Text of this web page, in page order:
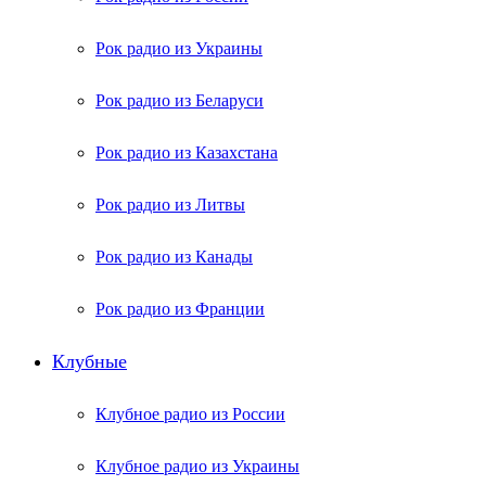
Рок радио из Украины
Рок радио из Беларуси
Рок радио из Казахстана
Рок радио из Литвы
Рок радио из Канады
Рок радио из Франции
Клубные
Клубное радио из России
Клубное радио из Украины